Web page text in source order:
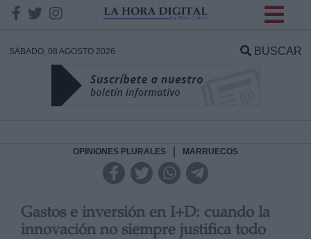
SÁBADO, 08 AGOSTO 2026 BUSCAR
OPINIONES PLURALES MARRUECOS
Gastos e inversión en I+D: cuando la
innovación no siempre justifica todo
DATOS
Responsable: